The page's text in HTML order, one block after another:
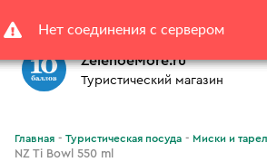
маркетплейсов.Помощь эксперта в
ZelenoeMore.ru
Туристический магазин
Главная Туристическая посуда Миски и
NZ Ti Bowl 550 ml